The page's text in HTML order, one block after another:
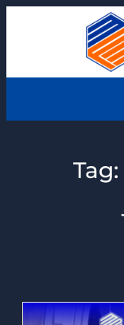
Tag: